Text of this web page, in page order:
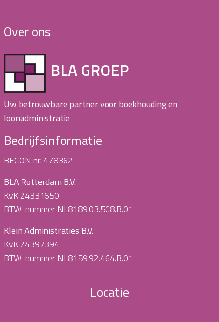
Over ons
BLA GROEP
Uw betrouwbare partner voor boekhouding en
loonadministratie
Bedrijfsinformatie
BECON nr. 478362
BLA Rotterdam B.V.
KvK 24331650
BTW-nummer NL8189.03.508.B.01
Klein Administraties B.V.
KvK 24397394
BTW-nummer NL8159.92.464.B.01
Locatie